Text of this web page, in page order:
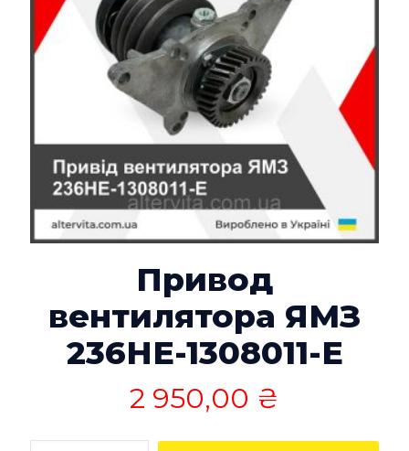
Привод
вентилятора ЯМЗ
236НЕ-1308011-Е
2 950,00 ₴